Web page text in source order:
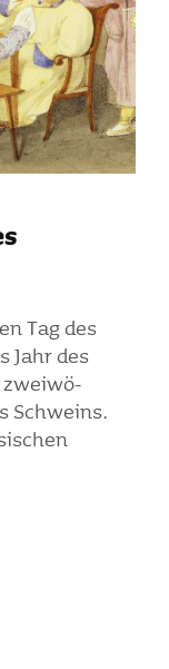
Tag des
Jahr des
zwei­wö­
Schweins.